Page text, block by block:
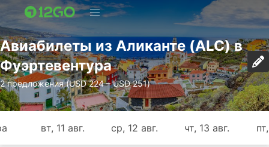
Авиабилеты из Аликанте (ALC) в
Фуэртевентура
2 предложения (USD 224 – USD 251)
вт, 11 авг. ср, 12 авг. чт, 13 авг.